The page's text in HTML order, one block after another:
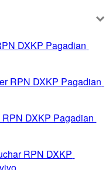
DXKP Pagadian
RPN DXKP Pagadian
RPN DXKP Pagadian
RPN DXKP